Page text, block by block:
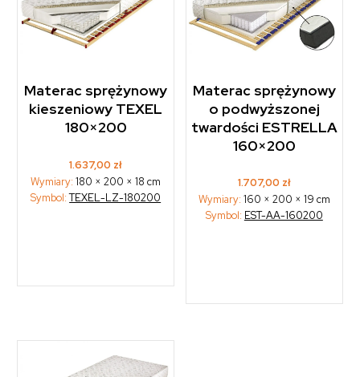
Materac sprężynowy
kieszeniowy TEXEL
180×200
1.637,00 zł
Wymiary:180 × 200 × 18 cm
Symbol:TEXEL-LZ-180200
Materac sprężynowy
o podwyższonej
twardości ESTRELLA
160×200
1.707,00 zł
Wymiary: 160 × 200 × 19 cm
Symbol: EST-AA-160200